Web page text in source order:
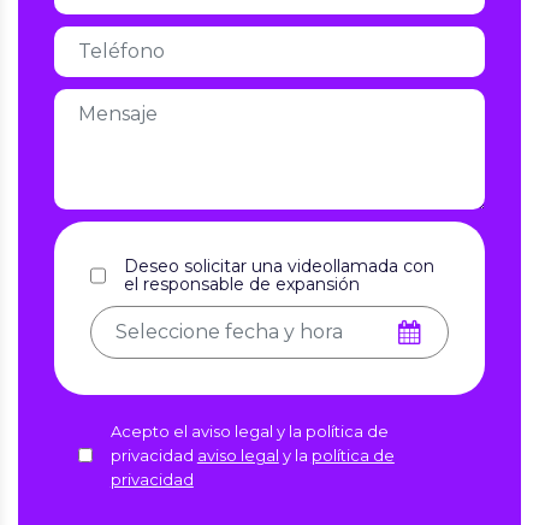
Deseo solicitar una videollamada con
el responsable de expansión
Acepto el aviso legal y la política de
privacidad aviso legal y la política de
privacidad